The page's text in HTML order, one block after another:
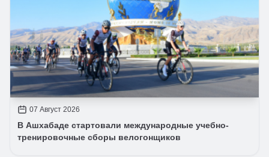
07 Август 2026
В Ашхабаде стартовали международные учебно-
тренировочные сборы велогонщиков